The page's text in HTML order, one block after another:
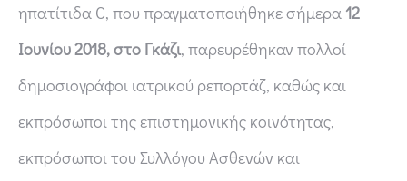
ηπατίτιδα C, που πραγματοποιήθηκε σήμερα 12
Ιουνίου 2018, στο Γκάζι, παρευρέθηκαν πολλοί
δημοσιογράφοι ιατρικού ρεπορτάζ, καθώς και
εκπρόσωποι της επιστημονικής κοινότητας,
εκπρόσωποι του Συλλόγου Ασθενών και